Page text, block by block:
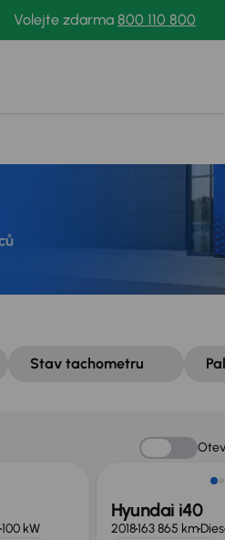
Volejte zdarma 800 110 800
Stav tachometru
100 kW
Možnost
Hyundai i40
2018163 865 km